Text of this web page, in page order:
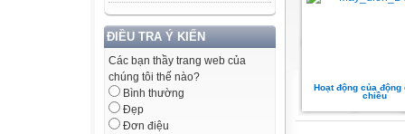
ĐIỀU TRA Ý KIẾN
Các bạn thầy trang web của
chúng tôi thế nào?
Bình thường
Đẹp
Đơn điệu
Hoạt động của động
chiều